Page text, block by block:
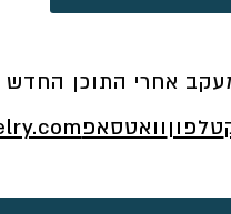
אחרי התוכן החדש
טלפון וואטסאפ